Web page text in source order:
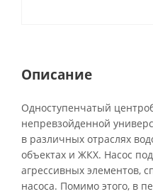
Описание
Одноступенчатый
непревзойденной
в различных отраслях
объектах и ЖКХ. Насос
агрессивных элементов,
насоса. Помимо этого, в